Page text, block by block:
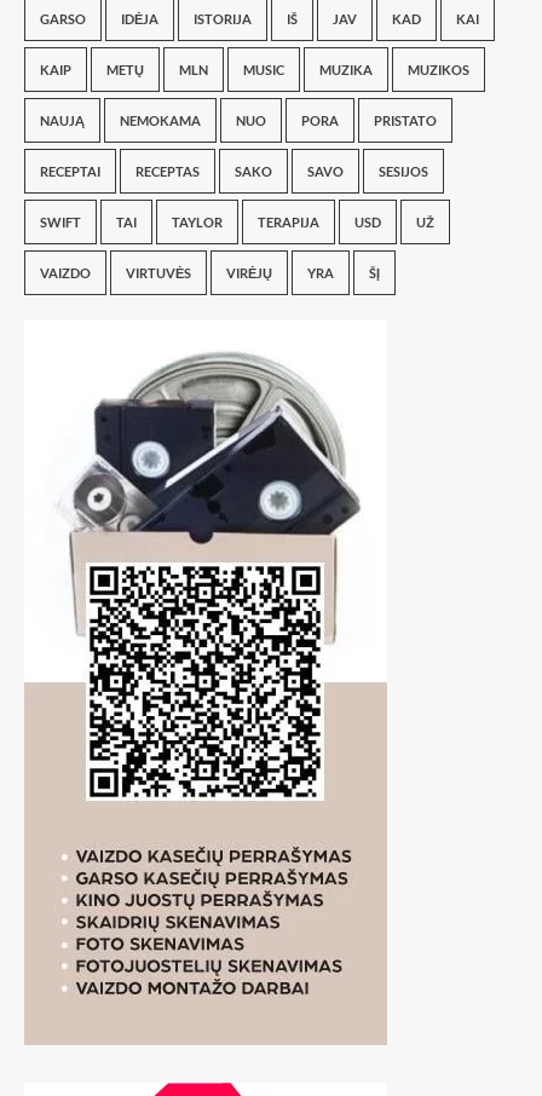
GARSO IDĖJA ISTORIJA IŠ JAV KAD KAI
KAIP METŲ MLN MUSIC MUZIKA MUZIKOS
NAUJĄ NEMOKAMA NUO PORA PRISTATO
RECEPTAI RECEPTAS SAKO SAVO SESIJOS
SWIFT TAI TAYLOR TERAPIJA USD UŽ
VAIZDO VIRTUVĖS VIRĖJŲ YRA ŠĮ